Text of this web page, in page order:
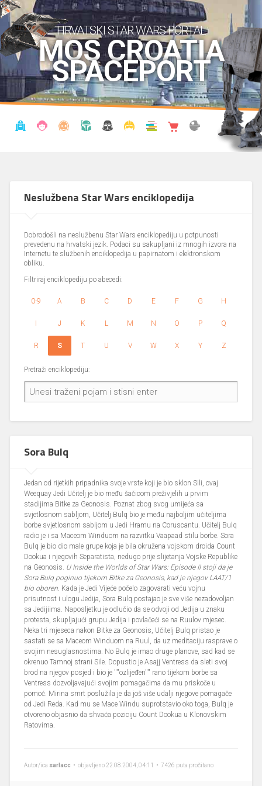
HRVATSKI STAR WARS PORTAL
MOS CROATIA
SPACEPORT
Neslužbena Star Wars enciklopedija
Dobrodošli na neslužbenu Star Wars enciklopediju u potpunosti
prevedenu na hrvatski jezik. Podaci su sakupljani iz mnogih izvora na
Internetu te službenih enciklopedija u papirnatom i elektronskom
obliku.
Filtriraj enciklopediju po abecedi:
0-9 A B C D E F G H
I J K L M N O P Q
R S T U V W X Y Z
Pretraži enciklopediju:
Sora Bulq
Jedan od rijetkih pripadnika svoje vrste koji je bio sklon Sili, ovaj
Weequay Jedi Učitelj je bio među šačicom preživjelih u prvim
stadijima Bitke za Geonosis. Poznat zbog svog umijeća sa
svjetlosnom sabljom, Učitelj Bulq bio je među najboljim učiteljima
borbe svjetlosnom sabljom u Jedi Hramu na Coruscantu. Učitelj Bulq
radio je i sa Maceom Winduom na razvitku Vaapaad stilu borbe. Sora
Bulq je bio dio male grupe koja je bila okružena vojskom droida Count
Dookua i njegovih Separatista, nedugo prije slijetanja Vojske Republike
na Geonosis. U Inside the Worlds of Star Wars: Episode II stoji da je
Sora Bulq poginuo tijekom Bitke za Geonosis, kad je njegov LAAT/1
bio oboren. Kada je Jedi Vijeće počelo zagovarati veću vojnu
prisutnost i ulogu Jedija, Sora Bulq postajao je sve više nezadovoljan
sa Jedijiima. Naposljetku je odlučio da se odvoji od Jedija u znaku
protesta, skupljajući grupu Jedija i povlačeći se na Ruulov mjesec.
Neka tri mjeseca nakon Bitke za Geonosis, Učitelj Bulq pristao je
sastati se sa Maceom Winduom na Ruul, da uz meditaciju rasprave o
svojim nesuglasnostima. No Bulq je imao druge planove, sad kad se
okrenuo Tamnoj strani Sile. Dopustio je Asajj Ventress da sleti svoj
brod na njegov posjed i bio je ''''ozlijeđen'''' rano tijekom borbe sa
Ventress dozvoljavajući svojim pomagačima da mu priskoče u
pomoć. Mirina smrt poslužila je da još više udalji njegove pomagače
od Jedi Reda. Kad mu se Mace Windu suprotstavio oko toga, Bulq je
otvoreno objasnio da shvaća poziciju Count Dookua u Klonovskim
Ratovima.
Autor/ica sarlacc • objavljeno 22.08.2004, 04:11 • 7426 puta pročitano